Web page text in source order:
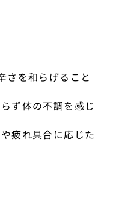
さを和らげること
ず体の不調を感じ
疲れ具合に応じた